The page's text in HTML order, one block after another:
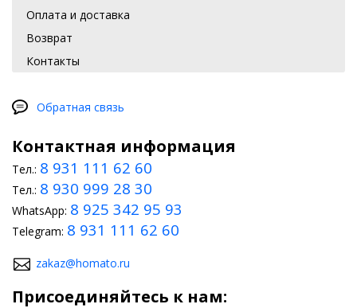
Оплата и доставка
Возврат
Контакты
Обратная связь
Контактная информация
Тел.: 8 931 111 62 60
Тел.: 8 930 999 28 30
WhatsApp: 8 925 342 95 93
Telegram: 8 931 111 62 60
zakaz@homato.ru
Присоединяйтесь к нам: